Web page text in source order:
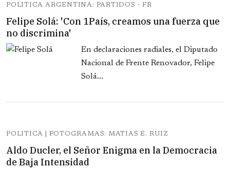
POLITICA ARGENTINA: PARTIDOS - FR
Felipe Solá: 'Con 1País, creamos una fuerza que
no discrimina'
En declaraciones radiales, el Diputado
Nacional de Frente Renovador, Felipe
Solá...
POLITICA | FOTOGRAMAS: MATIAS E. RUIZ
Aldo Ducler, el Señor Enigma en la Democracia
de Baja Intensidad